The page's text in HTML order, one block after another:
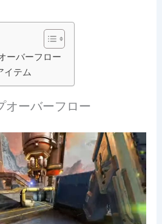
ーバーフロー
イテム
オーバーフロー